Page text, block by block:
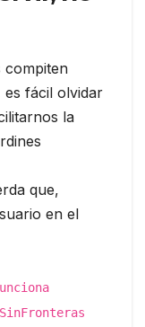
compiten
fácil olvidar
la
que,
en el